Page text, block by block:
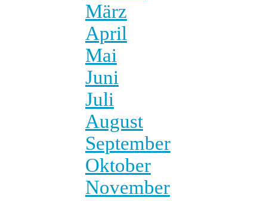
März
April
Mai
Juni
Juli
August
September
Oktober
November